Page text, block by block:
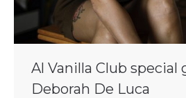
Al Vanilla Club special
Deborah De Luca